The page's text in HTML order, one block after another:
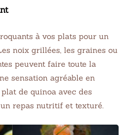
à vos plats pour un
noix grillées, les graines ou
peuvent faire toute la
sensation agréable en
de quinoa avec des
repas nutritif et texturé.